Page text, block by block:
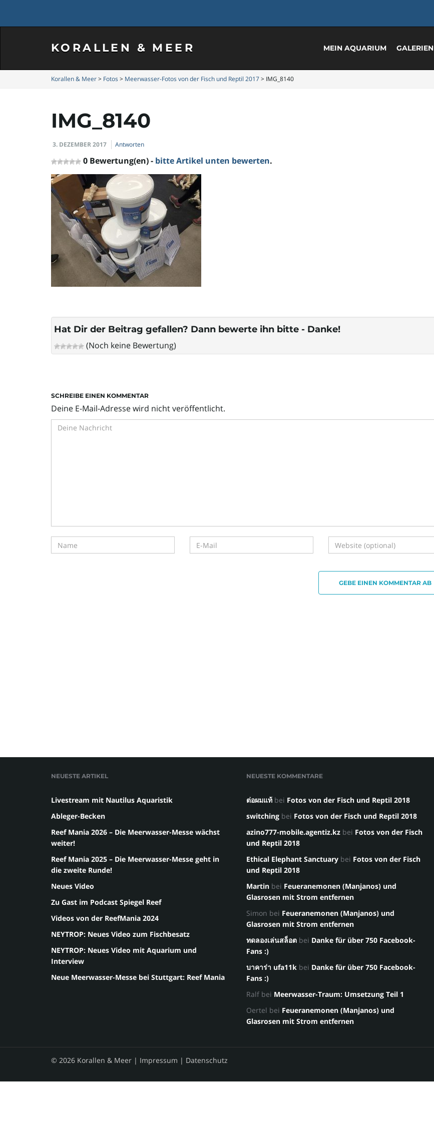
KORALLEN & MEER MEIN AQUARIUM GALERIEN
Korallen & Meer> Fotos > Meerwasser-Fotos von der Fisch und Reptil 2017> IMG_8140
IMG_8140
3. DEZEMBER 2017 Antworten
0 Bewertung(en) - bitte Artikel unten bewerten.
Hat Dir der Beitrag gefallen? Dann bewerte ihn bitte - Danke!
(Noch keine Bewertung)
SCHREIBE EINEN KOMMENTAR
Deine E-Mail-Adresse wird nicht veröffentlicht.
GEBE EINEN KOMMENTAR AB
NEUESTE ARTIKEL
Livestream mit Nautilus Aquaristik
Ableger-Becken
Reef Mania 2026 – Die Meerwasser-Messe wächst
weiter!
Reef Mania 2025 – Die Meerwasser-Messe geht in
die zweite Runde!
Neues Video
Zu Gast im Podcast Spiegel Reef
Videos von der ReefMania 2024
NEYTROP: Neues Video zum Fischbesatz
NEYTROP: Neues Video mit Aquarium und
Interview
Neue Meerwasser-Messe bei Stuttgart: Reef Mania
NEUESTE KOMMENTARE
ต่อผมแท้ bei Fotos von der Fisch und Reptil 2018
switching bei Fotos von der Fisch und Reptil 2018
azino777-mobile.agentiz.kz bei Fotos von der Fisch
und Reptil 2018
Ethical Elephant Sanctuary bei Fotos von der Fisch
und Reptil 2018
Martin bei Feueranemonen (Manjanos) und
Glasrosen mit Strom entfernen
Simon bei Feueranemonen (Manjanos) und
Glasrosen mit Strom entfernen
ทดลองเล่นสล็อต bei Danke für über 750 Facebook-
Fans :)
บาคาร่า ufa11k bei Danke für über 750 Facebook-
Fans :)
Ralf bei Meerwasser-Traum: Umsetzung Teil 1
Oertel bei Feueranemonen (Manjanos) und
Glasrosen mit Strom entfernen
© 2026 Korallen & Meer | Impressum | Datenschutz